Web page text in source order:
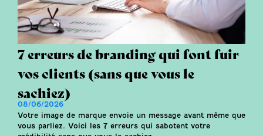
7 erreurs de branding qui font fuir
vos clients (sans que vous le
sachiez)
08/06/2026
Votre image de marque envoie un message avant même que
vous parliez. Voici les 7 erreurs qui sabotent votre